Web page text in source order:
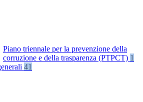
Piano triennale per la prevenzione della
corruzione e della trasparenza (PTPCT) 1
41